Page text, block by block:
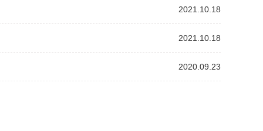
2021.10.18
2021.10.18
2020.09.23